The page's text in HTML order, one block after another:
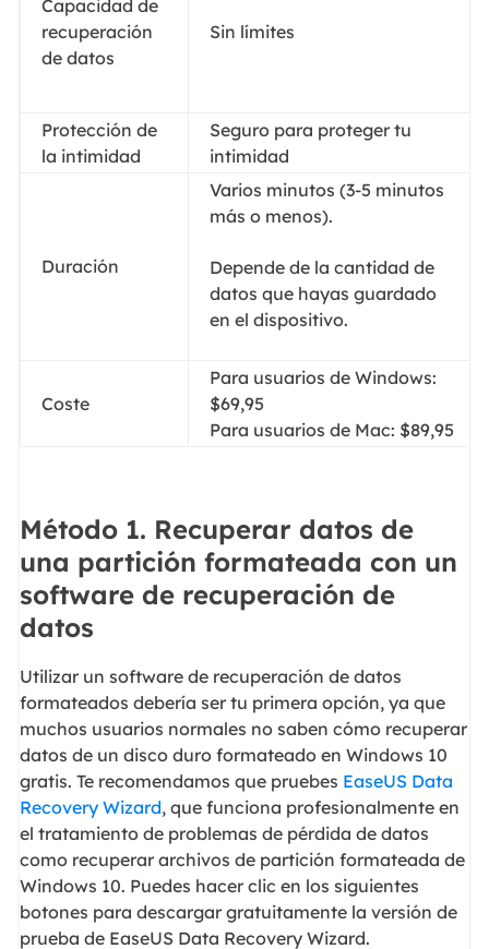
Capacidad de
recuperación
de datos
Sin límites
Protección de
la intimidad
Seguro para proteger tu
intimidad
Duración
Varios minutos (3-5 minutos
más o menos).
Depende de la cantidad de
datos que hayas guardado
en el dispositivo.
Coste
Para usuarios de Windows:
$69,95
Para usuarios de Mac: $89,95
Método 1. Recuperar datos de
una partición formateada con un
software de recuperación de
datos
Utilizar un software de recuperación de datos
formateados debería ser tu primera opción, ya que
muchos usuarios normales no saben cómo recuperar
datos de un disco duro formateado en Windows 10
gratis. Te recomendamos que pruebes EaseUS Data
Recovery Wizard, que funciona profesionalmente en
el tratamiento de problemas de pérdida de datos
como recuperar archivos de partición formateada de
Windows 10. Puedes hacer clic en los siguientes
botones para descargar gratuitamente la versión de
prueba de EaseUS Data Recovery Wizard.